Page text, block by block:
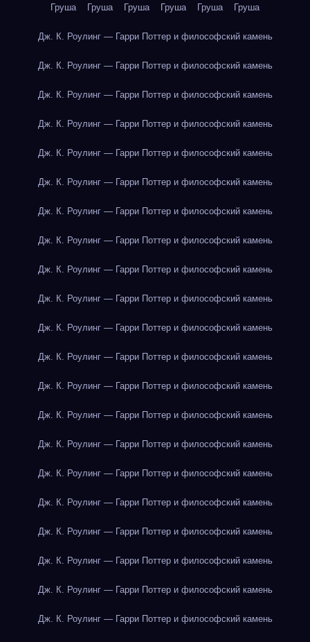
Груша Груша Груша Груша Груша Груша
Дж. К. Роулинг — Гарри Поттер и философский камень
Дж. К. Роулинг — Гарри Поттер и философский камень
Дж. К. Роулинг — Гарри Поттер и философский камень
Дж. К. Роулинг — Гарри Поттер и философский камень
Дж. К. Роулинг — Гарри Поттер и философский камень
Дж. К. Роулинг — Гарри Поттер и философский камень
Дж. К. Роулинг — Гарри Поттер и философский камень
Дж. К. Роулинг — Гарри Поттер и философский камень
Дж. К. Роулинг — Гарри Поттер и философский камень
Дж. К. Роулинг — Гарри Поттер и философский камень
Дж. К. Роулинг — Гарри Поттер и философский камень
Дж. К. Роулинг — Гарри Поттер и философский камень
Дж. К. Роулинг — Гарри Поттер и философский камень
Дж. К. Роулинг — Гарри Поттер и философский камень
Дж. К. Роулинг — Гарри Поттер и философский камень
Дж. К. Роулинг — Гарри Поттер и философский камень
Дж. К. Роулинг — Гарри Поттер и философский камень
Дж. К. Роулинг — Гарри Поттер и философский камень
Дж. К. Роулинг — Гарри Поттер и философский камень
Дж. К. Роулинг — Гарри Поттер и философский камень
Дж. К. Роулинг — Гарри Поттер и философский камень